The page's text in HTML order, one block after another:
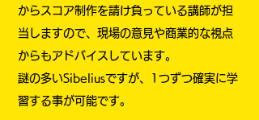
からスコア制作を請け負っている講師が担
当しますので、現場の意見や商業的な視点
からもアドバイスしています。
謎の多いSibeliusですが、1つずつ確実に学
習する事が可能です。